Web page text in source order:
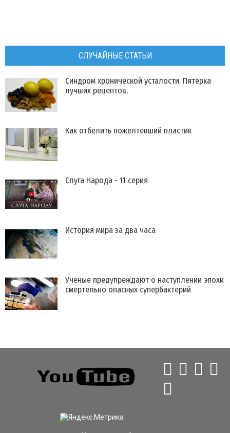
СЛУЧАЙНЫЕ СТАТЬИ
Синдром хронической усталости. Пятерка
лучших рецептов.
Как отбелить пожелтевший пластик
Слуга Народа - 11 серия
История мира за два часа
Ученые предупреждают о наступлении эпохи
смертельно опасных супербактерий